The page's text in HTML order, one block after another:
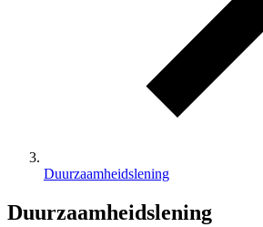
Duurzaamheidslening
Duurzaamheidslening